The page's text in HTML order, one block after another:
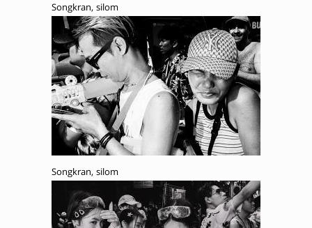
Songkran, silom
Songkran, silom